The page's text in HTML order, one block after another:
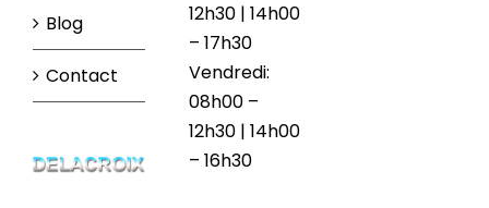
Blog
Contact
12h30 | 14h00
– 17h30
Vendredi:
08h00 –
12h30 | 14h00
– 16h30